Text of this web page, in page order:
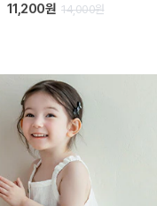
26,400원 33,000원